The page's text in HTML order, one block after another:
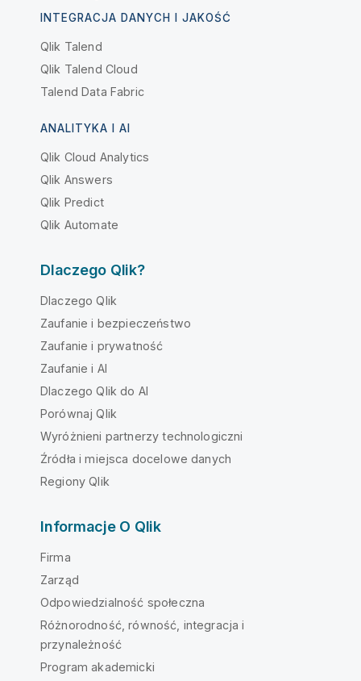
INTEGRACJA DANYCH I JAKOŚĆ
Qlik Talend
Qlik Talend Cloud
Talend Data Fabric
ANALITYKA I AI
Qlik Cloud Analytics
Qlik Answers
Qlik Predict
Qlik Automate
Dlaczego Qlik?
Dlaczego Qlik
Zaufanie i bezpieczeństwo
Zaufanie i prywatność
Zaufanie i AI
Dlaczego Qlik do AI
Porównaj Qlik
Wyróżnieni partnerzy technologiczni
Źródła i miejsca docelowe danych
Regiony Qlik
Informacje O Qlik
Firma
Zarząd
Odpowiedzialność społeczna
Różnorodność, równość, integracja i
przynależność
Program akademicki